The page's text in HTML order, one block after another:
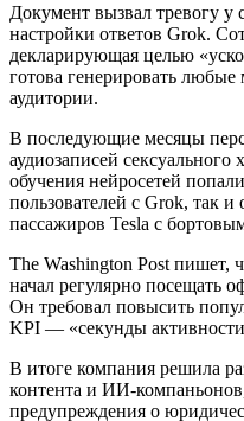
Документ вызвал тревогу у
настройки ответов Grok.
декларирующая целью
готова генерировать
аудитории.
В последующие месяцы
аудиозаписей
обучения нейросетей
пользователей с Grok, так
пассажиров Tesla с
The Washington Post пишет,
начал регулярно посещать
Он требовал повысить
KPI — «секунды активности
В итоге компания решила
контента и ИИ-
предупреждения о